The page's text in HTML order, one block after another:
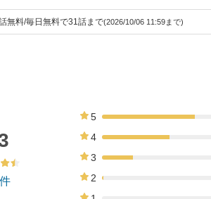
無料/毎日無料で31話まで(2026/10/06 11:59まで)
5
4
3
2